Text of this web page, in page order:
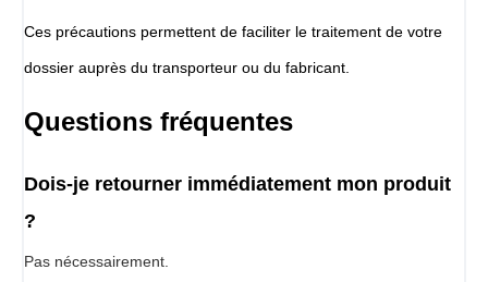
Ces précautions permettent de faciliter le traitement de votre
dossier auprès du transporteur ou du fabricant.
Questions fréquentes
Dois-je retourner immédiatement mon produit
?
Pas nécessairement.